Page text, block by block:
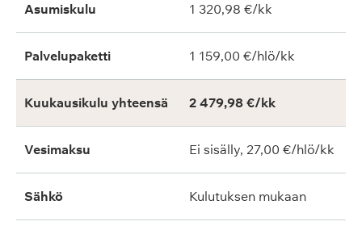
Asumiskulu 1 320,98 €/kk
Palvelupaketti 1 159,00 €/hlö/kk
Kuukausikulu yhteensä 2 479,98 €/kk
Vesimaksu Ei sisälly, 27,00 €/hlö/kk
Sähkö Kulutuksen mukaan